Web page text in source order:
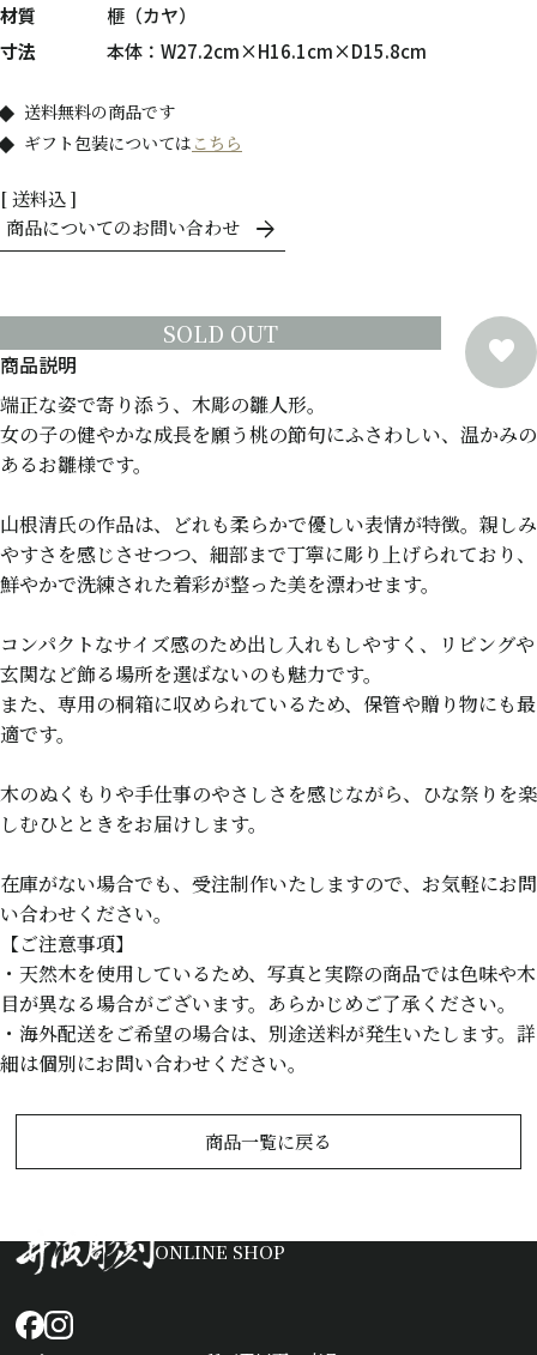
端正な姿で寄り添う、木彫の雛人形。
女の子の健やかな成長を願う桃の節句にふさわしい、温かみの
あるお雛様です。
山根清氏の作品は、どれも柔らかで優しい表情が特徴。親しみ
やすさを感じさせつつ、細部まで丁寧に彫り上げられており、
鮮やかで洗練された着彩が整った美を漂わせます。
コンパクトなサイズ感のため出し入れもしやすく、リビングや
玄関など飾る場所を選ばないのも魅力です。
また、専用の桐箱に収められているため、保管や贈り物にも最
適です。
木のぬくもりや手仕事のやさしさを感じながら、ひな祭りを楽
しむひとときをお届けします。
在庫がない場合でも、受注制作いたしますので、お気軽にお問
い合わせください。
【ご注意事項】
・天然木を使用しているため、写真と実際の商品では色味や木
目が異なる場合がございます。あらかじめご了承ください。
・海外配送をご希望の場合は、別途送料が発生いたします。詳
細は個別にお問い合わせください。
材質
榧（カヤ）
寸法
本体：W27.2cm×H16.1cm×D15.8cm
送料無料の商品です
ギフト包装については こちら
送料込
商品についてのお問い合わせ
SOLD OUT
商品一覧に戻る
ONLINE SHOP